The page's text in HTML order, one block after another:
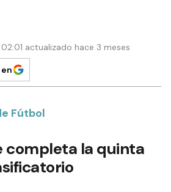
actualizado hace 3 meses
Fútbol
completa la quinta